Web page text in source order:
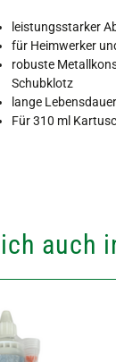
leistungsstarker
für Heimwerker
robuste
Schubklotz
lange Lebensdauer
Für 310 ml
auch